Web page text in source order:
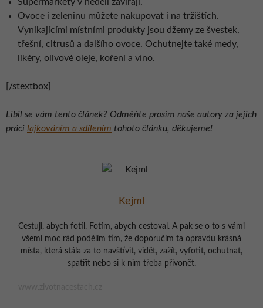
Ovoce i zeleninu můžete nakupovat i na tržištích.
Vynikajícími místními produkty jsou džemy ze švestek,
třešní, citrusů a dalšího ovoce. Ochutnejte také medy,
likéry, olivové oleje, koření a víno.
[/stextbox]
Líbil se vám tento článek? Odměňte prosím naše autory za jejich
práci lajkováním a sdílením tohoto článku, děkujeme!
Kejml
Cestuji, abych fotil. Fotím, abych cestoval. A pak se o to s vámi
všemi moc rád podělím tím, že doporučím ta opravdu krásná
místa, která stála za to navštívit, vidět, zažít, vyfotit, ochutnat,
spatřit nebo si k nim třeba přivonět.